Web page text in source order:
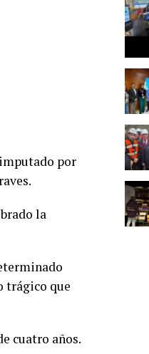
por
la
trágico que
cuatro años.